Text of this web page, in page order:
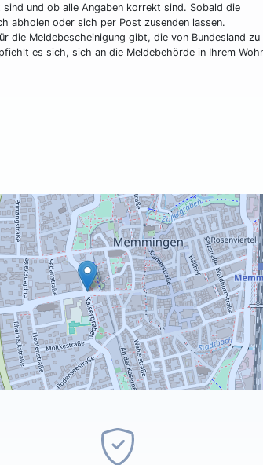
und ob alle Angaben korrekt sind. Sobald die
abholen oder sich per Post zusenden lassen.
die Meldebescheinigung gibt, die von Bundesland zu
es sich, sich an die Meldebehörde in Ihrem